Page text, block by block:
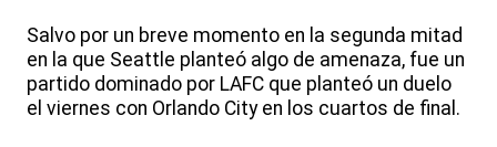
Salvo por un breve momento en la segunda mitad
en la que Seattle planteó algo de amenaza, fue un
partido dominado por LAFC que planteó un duelo
el viernes con Orlando City en los cuartos de final.